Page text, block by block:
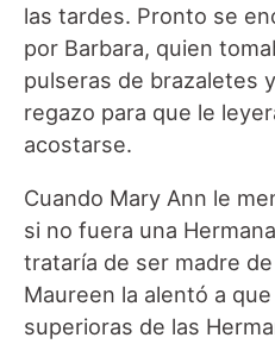
las tardes. Pronto se
por Barbara, quien
pulseras de brazaletes
regazo para que le
acostarse.
Cuando Mary Ann le
si no fuera una
trataría de ser madre
Maureen la alentó a
superioras de las